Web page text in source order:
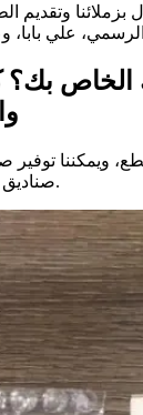
بزملائنا وتقديم
بك؟
لدينا هو 10 قطع،
صناديق تغليف علامتنا التجارية.